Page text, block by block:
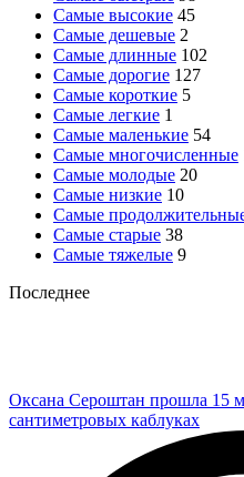
Самые высокие 45
Самые дешевые 2
Самые длинные 102
Самые дорогие 127
Самые короткие 5
Самые легкие 1
Самые маленькие 54
Самые многочисленные
Самые молодые 20
Самые низкие 10
Самые
Самые старые 38
Самые тяжелые 9
Последнее
Оксана Сероштан прошла 15
сантиметровых каблуках